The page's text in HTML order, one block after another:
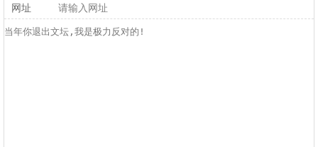
网址